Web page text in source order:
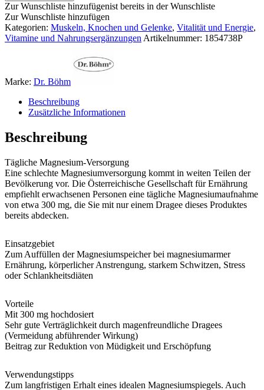
Zur Wunschliste hinzufügenist bereits in der Wunschliste
Zur Wunschliste hinzufügen
Kategorien: Muskeln, Knochen und Gelenke, Vitalität und Energie,
Vitamine und Nahrungsergänzungen Artikelnummer: 1854738P
Marke: Dr. Böhm
Beschreibung
Zusätzliche Informationen
Beschreibung
Tägliche Magnesium-Versorgung
Eine schlechte Magnesiumversorgung kommt in weiten Teilen der
Bevölkerung vor. Die Österreichische Gesellschaft für Ernährung
empfiehlt erwachsenen Personen eine tägliche Magnesiumaufnahme
von etwa 300 mg, die Sie mit nur einem Dragee dieses Produktes
bereits abdecken.
Einsatzgebiet
Zum Auffüllen der Magnesiumspeicher bei magnesiumarmer
Ernährung, körperlicher Anstrengung, starkem Schwitzen, Stress
oder Schlankheitsdiäten
Vorteile
Mit 300 mg hochdosiert
Sehr gute Verträglichkeit durch magenfreundliche Dragees
(Vermeidung abführender Wirkung)
Beitrag zur Reduktion von Müdigkeit und Erschöpfung
Verwendungstipps
Zum langfristigen Erhalt eines idealen Magnesiumspiegels. Auch